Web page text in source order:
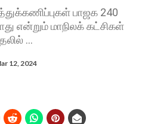
பாஜக 240
என்றும் மாநிலக் கட்சிகள்
...
12, 2024